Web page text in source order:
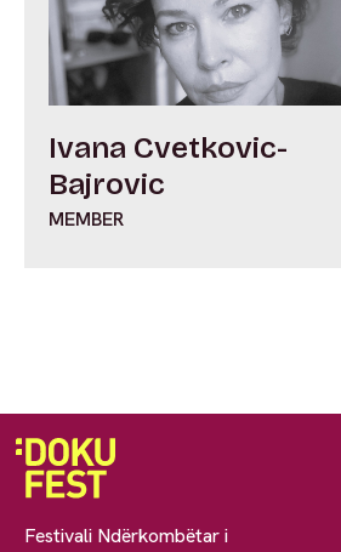
Ivana Cvetkovic-
Bajrovic
MEMBER
Festivali Ndërkombëtar i